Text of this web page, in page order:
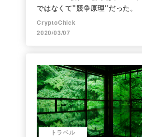
ではなくて"競争原理"だった。
CryptoChick
2020/03/07
トラベル